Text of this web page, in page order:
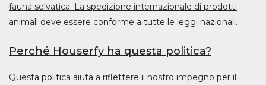
fauna selvatica. La spedizione internazionale di prodotti
animali deve essere conforme a tutte le leggi nazionali.
Perché Houserfy ha questa politica?
Questa politica aiuta a riflettere il nostro impegno per il